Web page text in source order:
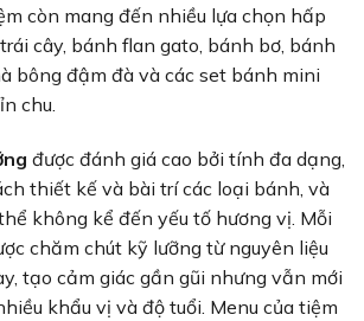
còn mang đến nhiều lựa chọn hấp
cây, bánh flan gato, bánh bơ, bánh
bông đậm đà và các set bánh mini
chu.
được đánh giá cao bởi tính đa dạng,
thiết kế và bài trí các loại bánh, và
không kể đến yếu tố hương vị. Mỗi
chăm chút kỹ lưỡng từ nguyên liệu
tạo cảm giác gần gũi nhưng vẫn mới
khẩu vị và độ tuổi. Menu của tiệm